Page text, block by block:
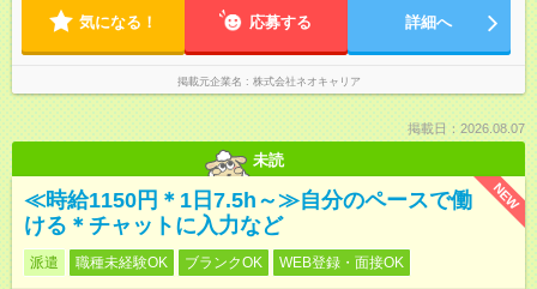
気になる！ 応募する 詳細へ
掲載元企業名 株式会社ネオキャリア
掲載日：2026.08.07
未読
NEW
≪時給1150円＊1日7.5h～≫自分のペースで働
ける＊チャットに入力など
派遣 職種未経験OK ブランクOK WEB登録・面接OK